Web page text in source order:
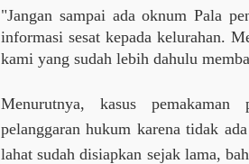
"Jangan sampai ada oknum Pala
informasi sesat kepada kelurahan.
kami yang sudah lebih dahulu
Menurutnya, kasus
pelanggaran hukum karena tidak
lahat sudah disiapkan sejak lama,